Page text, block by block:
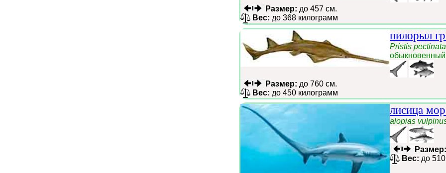
Размер: до 457 см.
Вес: до 368 килограмм
пилорыл
Pristis pectinata
Размер: до 760 см.
Вес: до 450 килограмм
лисица
alopias
Размер:
Вес: до